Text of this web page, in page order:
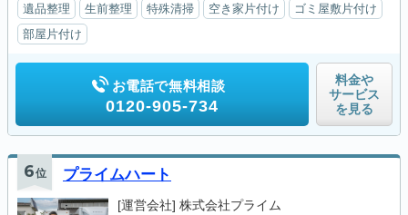
遺品整理 生前整理 特殊清掃 空き家片付け
ゴミ屋敷片付け
部屋片付け
お電話で無料相談
0120-905-734
料金や
サービス
を見る
6位 プライムハート
[運営会社] 株式会社プライム